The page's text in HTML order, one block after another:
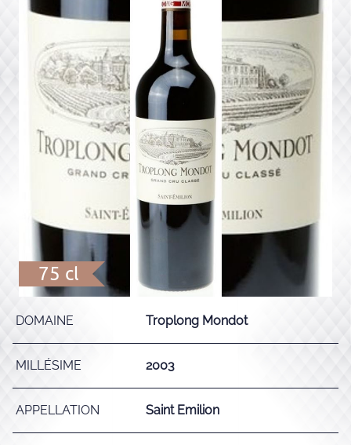
75 cl
DOMAINE Troplong Mondot
MILLÉSIME 2003
APPELLATION Saint Emilion